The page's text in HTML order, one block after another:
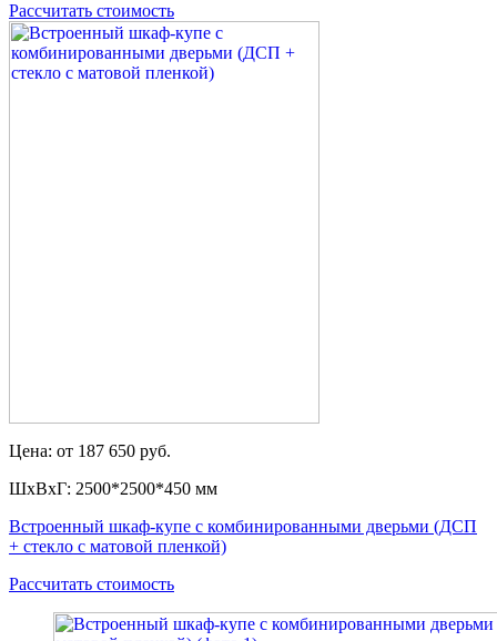
Рассчитать стоимость
Цена: от 187 650 руб.
ШxВxГ: 2500*2500*450 мм
Встроенный шкаф-купе с комбинированными дверьми (ДСП
+ стекло с матовой пленкой)
Рассчитать стоимость